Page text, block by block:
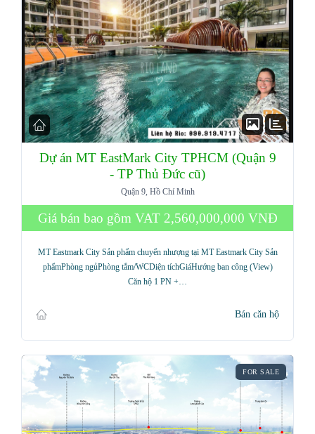
Dự án MT EastMark City TPHCM (Quận 9
- TP Thủ Đức cũ)
Quận 9, Hồ Chí Minh
Giá bán bao gồm VAT 2,560,000,000 VNĐ
MT Eastmark City Sản phẩm chuyển nhượng tại MT Eastmark City Sản
phẩmPhòng ngủPhòng tắm/WCDiện tíchGiáHướng ban công (View)
Căn hộ 1 PN +…
Bán căn hộ
FOR SALE